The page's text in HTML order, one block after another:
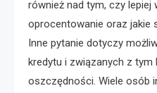
również nad tym, czy lepiej
oprocentowanie oraz jakie
Inne pytanie dotyczy
kredytu i związanych z
oszczędności. Wiele osób